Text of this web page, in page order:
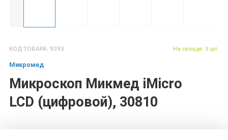
КОД ТОВАРА: 9393
Микромед
Микроскоп Микмед iMicro
LCD (цифровой), 30810
На складе: 3 шт.